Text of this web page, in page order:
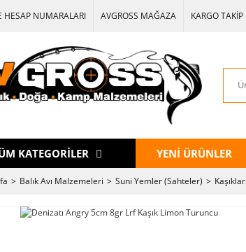
HESAP NUMARALARI AVGROSS MAĞAZA KARGO TAKİP
KATEGORİLER YENİ ÜRÜNLER
Balık Avı Malzemeleri Suni Yemler (Sahteler) Kaşıklar